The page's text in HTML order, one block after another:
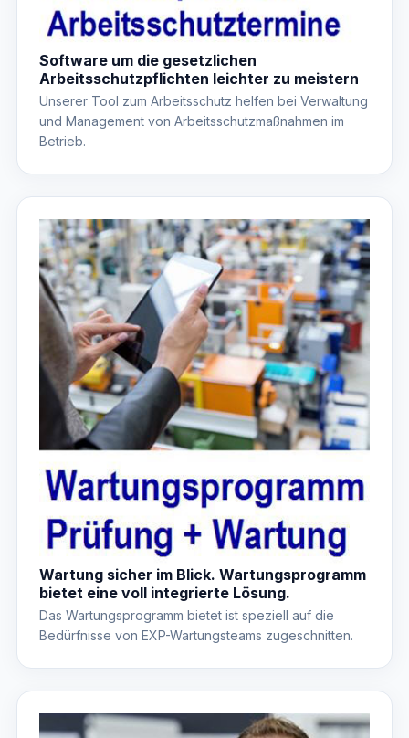
Software um die gesetzlichen
Arbeitsschutzpflichten leichter zu meistern
Unserer Tool zum Arbeitsschutz helfen bei Verwaltung
und Management von Arbeitsschutzmaßnahmen im
Betrieb.
Wartung sicher im Blick. Wartungsprogramm
bietet eine voll integrierte Lösung.
Das Wartungsprogramm bietet ist speziell auf die
Bedürfnisse von EXP-Wartungsteams zugeschnitten.